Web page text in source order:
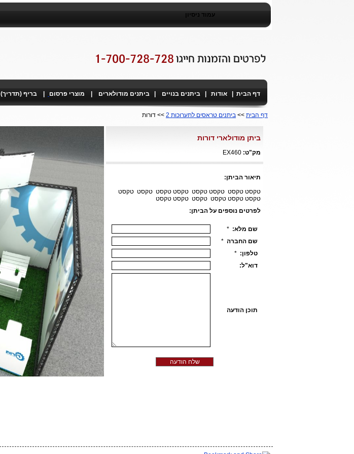
עמוד ניסיון
דף הבית אודות ביתנים בנויים ביתנים מודולארים מוצרי פרסום בריף (תדריך)
דף הבית >> ביתנים טראסים לתערוכות 2 >> דורות
ביתן מודולארי דורות
מק"ט: EX460
תיאור הביתן:
טקסט טקסט טקסט טקסט טקסט טקסט טקסט טקסט
טקסט טקסט טקסט טקסט טקסט טקסט
לפרטים נוספים על הביתן: